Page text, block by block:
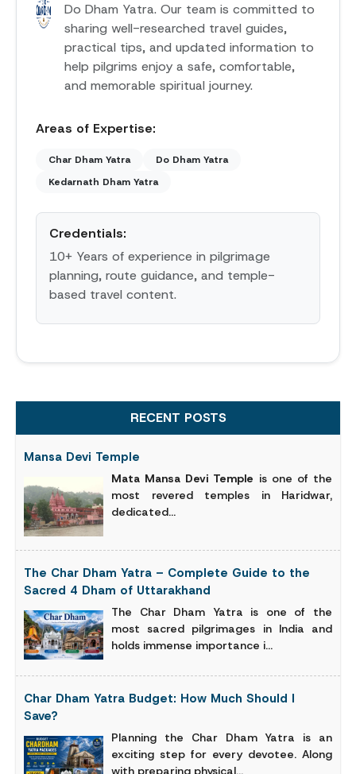
Do Dham Yatra. Our team is committed to
sharing well-researched travel guides,
practical tips, and updated information to
help pilgrims enjoy a safe, comfortable,
and memorable spiritual journey.
Areas of Expertise:
Char Dham Yatra
Do Dham Yatra
Kedarnath Dham Yatra
Credentials:
10+ Years of experience in pilgrimage
planning, route guidance, and temple-
based travel content.
RECENT POSTS
Mansa Devi Temple
Mata Mansa Devi Temple is one of the
most revered temples in Haridwar,
dedicated...
The Char Dham Yatra – Complete Guide to the
Sacred 4 Dham of Uttarakhand
The Char Dham Yatra is one of the
most sacred pilgrimages in India and
holds immense importance i...
Char Dham Yatra Budget: How Much Should I
Save?
Planning the Char Dham Yatra is an
exciting step for every devotee. Along
with preparing physical...